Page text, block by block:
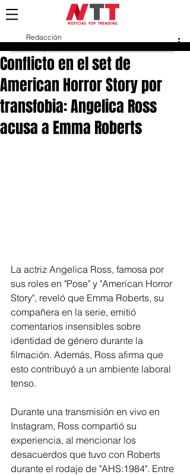
Conflicto en el set de
American Horror Story por
transfobia: Angelica Ross
acusa a Emma Roberts
Redacción
La actriz Angelica Ross, famosa por
sus roles en "Pose" y "American Horror
Story", reveló que Emma Roberts, su
compañera en la serie, emitió
comentarios insensibles sobre
identidad de género durante la
filmación. Además, Ross afirma que
esto contribuyó a un ambiente laboral
tenso.
Durante una transmisión en vivo en
Instagram, Ross compartió su
experiencia, al mencionar los
desacuerdos que tuvo con Roberts
durante el rodaje de "AHS:1984". Entre